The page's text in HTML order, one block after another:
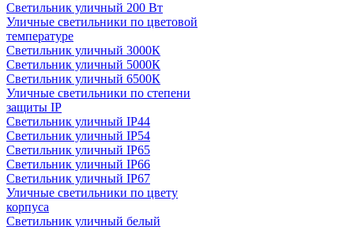
Светильник уличный 200 Вт
Уличные светильники по цветовой
температуре
Cветильник уличный 3000К
Cветильник уличный 5000К
Cветильник уличный 6500К
Уличные светильники по степени
защиты IP
Светильник уличный IP44
Светильник уличный IP54
Светильник уличный IP65
Светильник уличный IP66
Светильник уличный IP67
Уличные светильники по цвету
корпуса
Светильник уличный белый